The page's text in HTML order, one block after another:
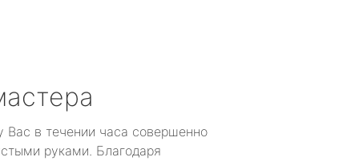
Вас в течении часа совершенно
руками. Благодаря